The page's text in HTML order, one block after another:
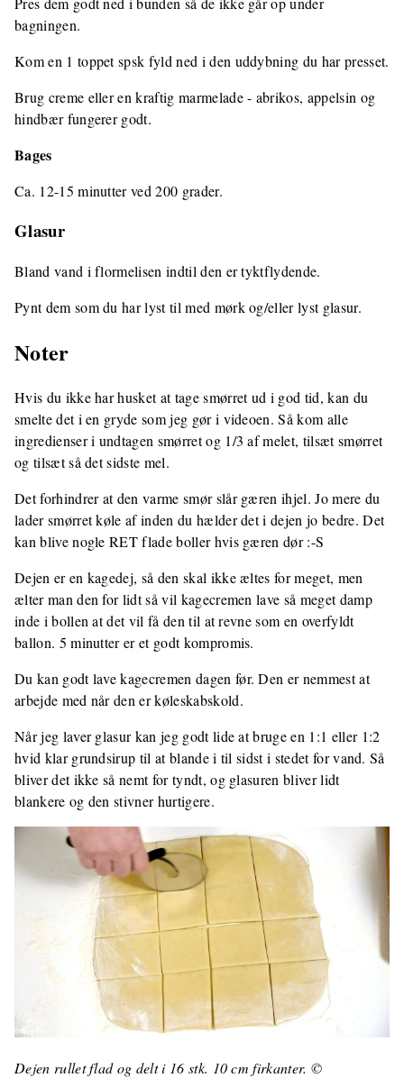
bagningen.
Kom en 1 toppet spsk fyld ned i den uddybning du har presset.
Brug creme eller en kraftig marmelade - abrikos, appelsin og
hindbær fungerer godt.
Bages
Ca. 12-15 minutter ved 200 grader.
Glasur
Bland vand i flormelisen indtil den er tyktflydende.
Pynt dem som du har lyst til med mørk og/eller lyst glasur.
Noter
Hvis du ikke har husket at tage smørret ud i god tid, kan du
smelte det i en gryde som jeg gør i videoen. Så kom alle
ingredienser i undtagen smørret og 1/3 af melet, tilsæt smørret
og tilsæt så det sidste mel.
Det forhindrer at den varme smør slår gæren ihjel. Jo mere du
lader smørret køle af inden du hælder det i dejen jo bedre. Det
kan blive nogle RET flade boller hvis gæren dør :-S
Dejen er en kagedej, så den skal ikke æltes for meget, men
ælter man den for lidt så vil kagecremen lave så meget damp
inde i bollen at det vil få den til at revne som en overfyldt
ballon. 5 minutter er et godt kompromis.
Du kan godt lave kagecremen dagen før. Den er nemmest at
arbejde med når den er køleskabskold.
Når jeg laver glasur kan jeg godt lide at bruge en 1:1 eller 1:2
hvid klar grundsirup til at blande i til sidst i stedet for vand. Så
bliver det ikke så nemt for tyndt, og glasuren bliver lidt
blankere og den stivner hurtigere.
Dejen rullet flad og delt i 16 stk. 10 cm firkanter. ©